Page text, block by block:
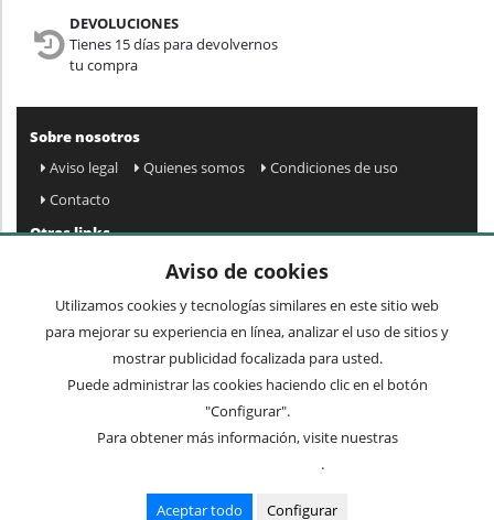
DEVOLUCIONES
Tienes 15 días para devolvernos
tu compra
Sobre nosotros
Aviso legal
Quienes somos
Condiciones de uso
Contacto
Otros links
Preguntas frecuentes
Mi cuenta
Condiciones de envío y devolución
Newsletter
Acepto privacidad
Cuadros y espejos Sillas Recibidores
Aviso de cookies
Utilizamos cookies y tecnologías similares en este sitio web
para mejorar su experiencia en línea, analizar el uso de sitios y
mostrar publicidad focalizada para usted.
Puede administrar las cookies haciendo clic en el botón
"Configurar".
Para obtener más información, visite nuestras
.
Aceptar todo Configurar